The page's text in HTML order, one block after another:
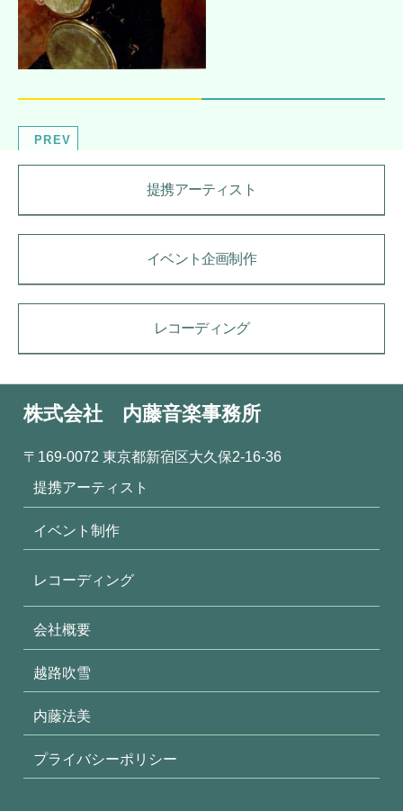
PREV
提携アーティスト
イベント企画制作
レコーディング
株式会社 内藤音楽事務所
〒169-0072 東京都新宿区大久保2-16-36
提携アーティスト
イベント制作
レコーディング
会社概要
越路吹雪
内藤法美
プライバシーポリシー